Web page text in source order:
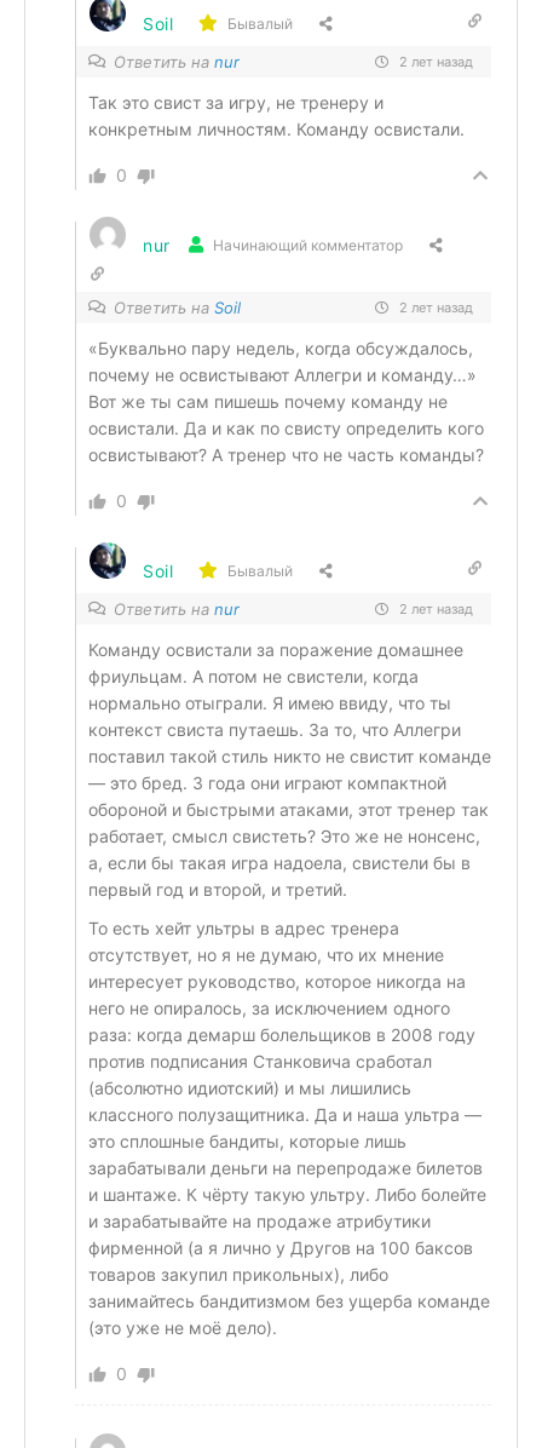
Soil Бывалый
Ответить на nur 2 лет назад
Так это свист за игру, не тренеру и
конкретным личностям. Команду освистали.
0
nur Начинающий комментатор
Ответить на Soil 2 лет назад
«Буквально пару недель, когда обсуждалось,
почему не освистывают Аллегри и команду…»
Вот же ты сам пишешь почему команду не
освистали. Да и как по свисту определить кого
освистывают? А тренер что не часть команды?
0
Soil Бывалый
Ответить на nur 2 лет назад
Команду освистали за поражение домашнее
фриульцам. А потом не свистели, когда
нормально отыграли. Я имею ввиду, что ты
контекст свиста путаешь. За то, что Аллегри
поставил такой стиль никто не свистит команде
— это бред. 3 года они играют компактной
обороной и быстрыми атаками, этот тренер так
работает, смысл свистеть? Это же не нонсенс,
а, если бы такая игра надоела, свистели бы в
первый год и второй, и третий.
То есть хейт ультры в адрес тренера
отсутствует, но я не думаю, что их мнение
интересует руководство, которое никогда на
него не опиралось, за исключением одного
раза: когда демарш болельщиков в 2008 году
против подписания Станковича сработал
(абсолютно идиотский) и мы лишились
классного полузащитника. Да и наша ультра —
это сплошные бандиты, которые лишь
зарабатывали деньги на перепродаже билетов
и шантаже. К чёрту такую ультру. Либо болейте
и зарабатывайте на продаже атрибутики
фирменной (а я лично у Другов на 100 баксов
товаров закупил прикольных), либо
занимайтесь бандитизмом без ущерба команде
(это уже не моё дело).
0